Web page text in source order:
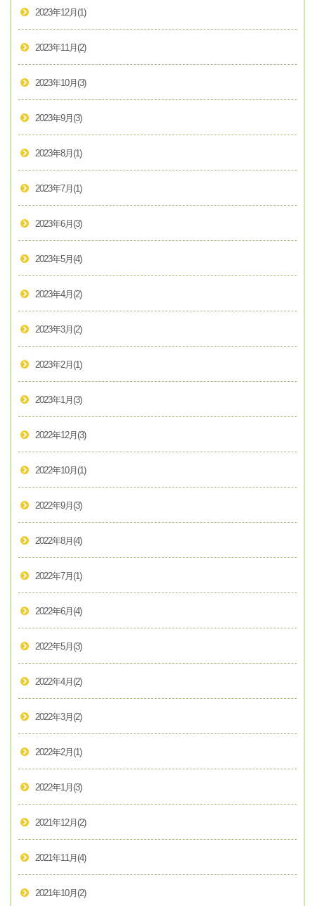
2023年12月 (1)
2023年11月 (2)
2023年10月 (3)
2023年9月 (3)
2023年8月 (1)
2023年7月 (1)
2023年6月 (3)
2023年5月 (4)
2023年4月 (2)
2023年3月 (2)
2023年2月 (1)
2023年1月 (3)
2022年12月 (3)
2022年10月 (1)
2022年9月 (3)
2022年8月 (4)
2022年7月 (1)
2022年6月 (4)
2022年5月 (3)
2022年4月 (2)
2022年3月 (2)
2022年2月 (1)
2022年1月 (3)
2021年12月 (2)
2021年11月 (4)
2021年10月 (2)